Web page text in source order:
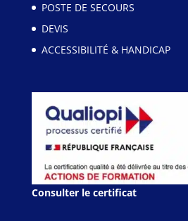
POSTE DE SECOURS
DEVIS
ACCESSIBILITÉ & HANDICAP
Consulter le certificat